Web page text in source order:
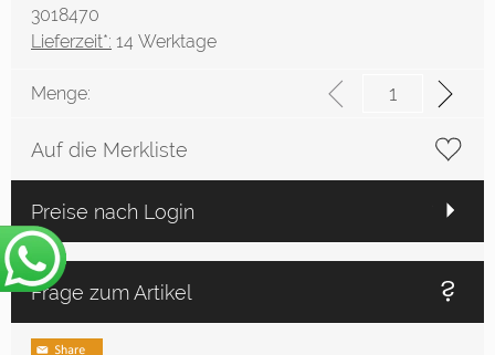
3018470
Lieferzeit*: 14 Werktage
Menge:
Auf die Merkliste
Preise nach Login
Frage zum Artikel